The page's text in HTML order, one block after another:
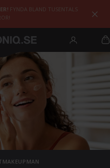
FYNDA BLAND TUSENTALS
MAKEUP MAN